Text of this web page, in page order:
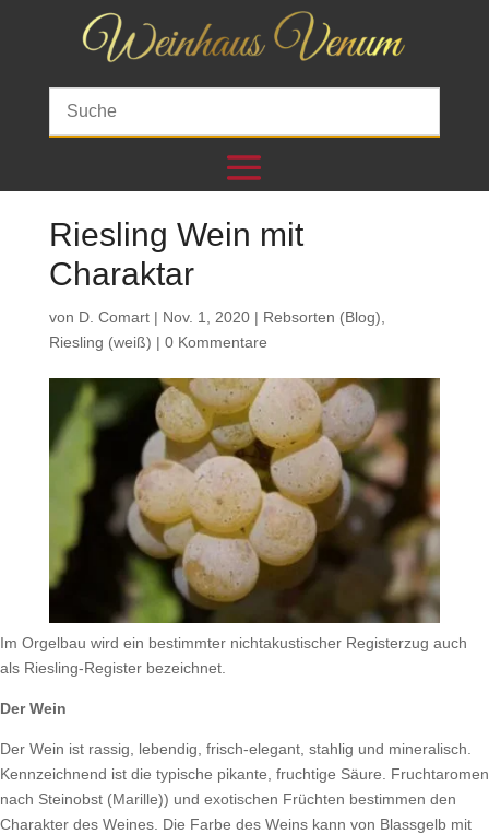
Riesling Wein mit
Charaktar
von D. Comart| Nov. 1, 2020| Rebsorten (Blog)
Riesling (weiß) | 0 Kommentare
Im Orgelbau wird ein bestimmter nichtakustischer Registerzug auch
als Riesling-Register bezeichnet.
Der Wein
Der Wein ist rassig, lebendig, frisch-elegant, stahlig und mineralisch.
Kennzeichnend ist die typische pikante, fruchtige Säure. Fruchtaromen
nach Steinobst (Marille)) und exotischen Früchten bestimmen den
Charakter des Weines. Die Farbe des Weins kann von Blassgelb mit